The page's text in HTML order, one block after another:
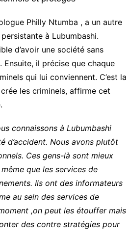
Philly Ntumba , a un autre
à Lubumbashi.
d’avoir une société sans
il précise que chaque
qui lui conviennent. C’est la
les criminels, affirme cet
connaissons à Lubumbashi
d’accident. Nous avons plutôt
Ces gens-là sont mieux
que les services de
Ils ont des informateurs
au sein des services de
,on peut les étouffer mais
des contre stratégies pour